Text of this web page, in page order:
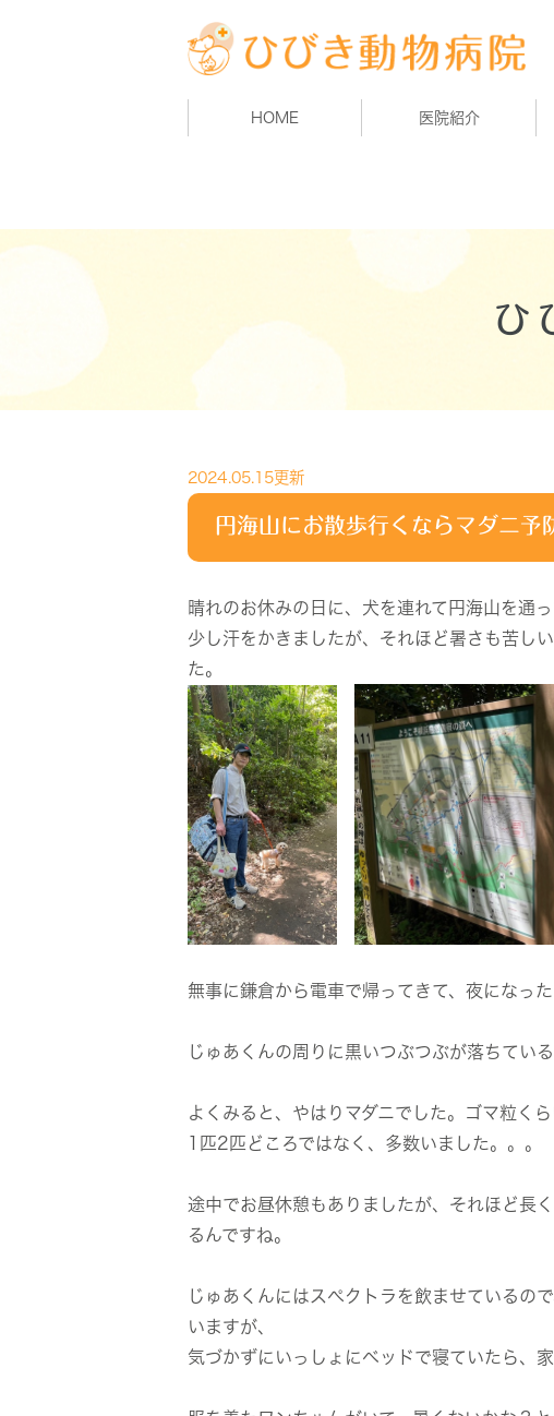
HOME 医院紹介
ひ
2024.05.15更新
円海山にお散歩行くならマダニ
晴れのお休みの日に、犬を連れて円海山を通
少し汗をかきましたが、それほど暑さも苦し
た。
無事に鎌倉から電車で帰ってきて、夜になった
じゅあくんの周りに黒いつぶつぶが落ちている
よくみると、やはりマダニでした。ゴマ粒く
1匹2匹どころではなく、多数いました。。。
途中でお昼休憩もありましたが、それほど長
るんですね。
じゅあくんにはスぺクトラを飲ませているの
いますが、
気づかずにいっしょにベッドで寝ていたら、